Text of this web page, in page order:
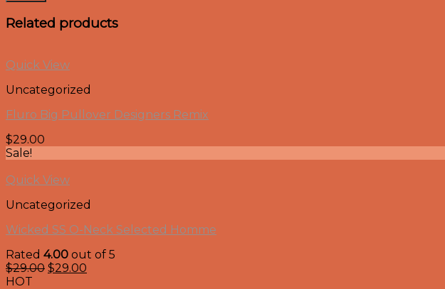
Related products
Quick View
Uncategorized
Fluro Big Pullover Designers Remix
$29.00
Sale!
Quick View
Uncategorized
Wicked SS O-Neck Selected Homme
Rated 4.00 out of 5
$29.00 $29.00
HOT